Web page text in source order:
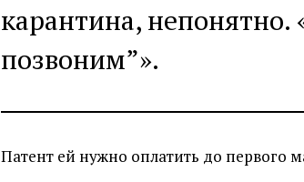
карантина, непонятно.
позвоним”».
Патент ей нужно оплатить до первого